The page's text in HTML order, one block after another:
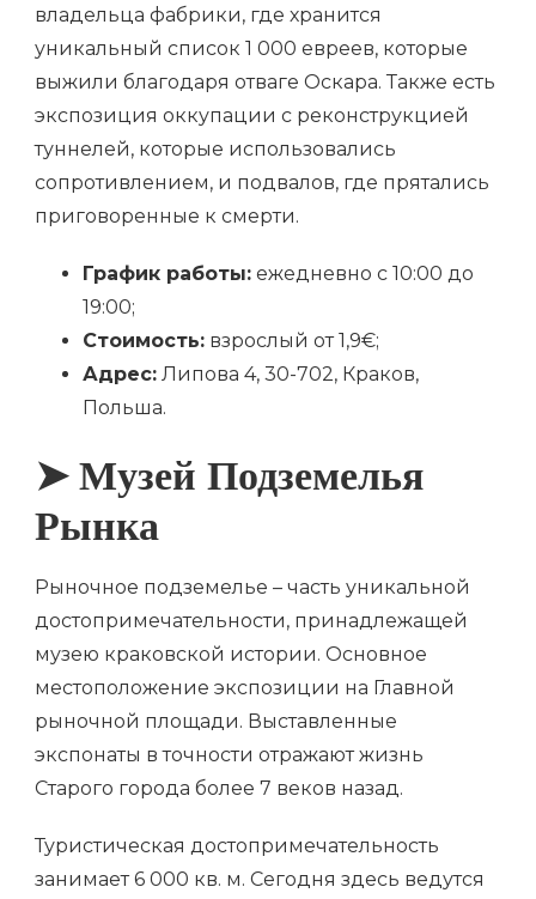
владельца фабрики, где хранится
уникальный список 1 000 евреев, которые
выжили благодаря отваге Оскара. Также есть
экспозиция оккупации с реконструкцией
туннелей, которые использовались
сопротивлением, и подвалов, где прятались
приговоренные к смерти.
График работы: ежедневно с 10:00 до
19:00;
Стоимость: взрослый от 1,9€;
Адрес: Липова 4, 30-702, Краков,
Польша.
➤ Музей Подземелья
Рынка
Рыночное подземелье – часть уникальной
достопримечательности, принадлежащей
музею краковской истории. Основное
местоположение экспозиции на Главной
рыночной площади. Выставленные
экспонаты в точности отражают жизнь
Старого города более 7 веков назад.
Туристическая достопримечательность
занимает 6 000 кв. м. Сегодня здесь ведутся